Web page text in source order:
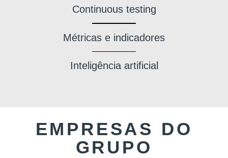
Continuous testing
Métricas e indicadores
Inteligência artificial
EMPRESAS DO
GRUPO